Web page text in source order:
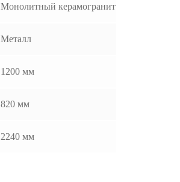
Монолитный керамогранит
Металл
1200 мм
820 мм
2240 мм